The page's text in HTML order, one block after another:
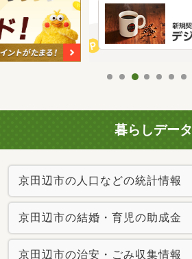
暮らしデータ
京田辺市の人口などの統計情報
京田辺市の結婚・育児の助成金
京田辺市の治安・ごみ収集情報